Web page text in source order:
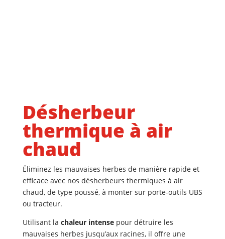
Désherbeur
thermique à air
chaud
Éliminez les mauvaises herbes de manière rapide et
efficace avec nos désherbeurs thermiques à air
chaud, de type poussé, à monter sur porte-outils UBS
ou tracteur.
Utilisant la chaleur intensepour détruire les
mauvaises herbes jusqu’aux racines, il offre une